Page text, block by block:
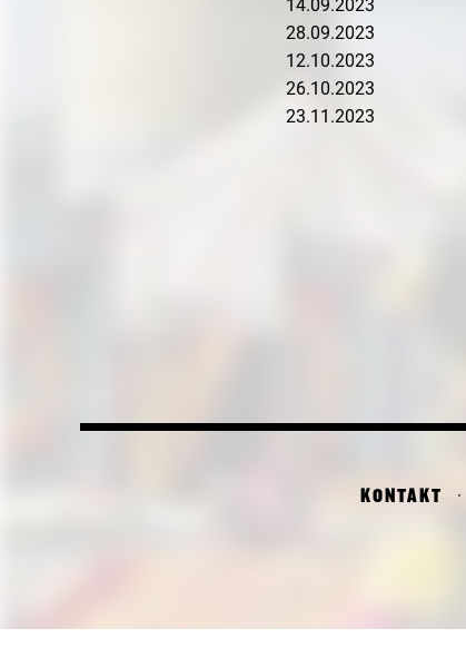
14.09.2023
28.09.2023
12.10.2023
26.10.2023
23.11.2023
KONTAKT